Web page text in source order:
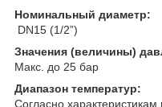
Номинальный диаметр:
DN15 (1/2”)
Значения (величины)
Макс. до 25 бар
Диапазон температур:
Согласно